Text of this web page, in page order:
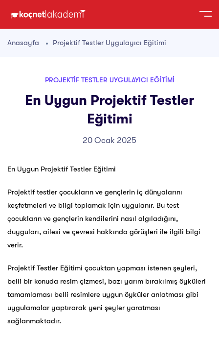
Anasayfa Projektif Testler Uygulayıcı Eğitimi
PROJEKTIF TESTLER UYGULAYICI EĞITIMI
En Uygun Projektif Testler
Eğitimi
20 Ocak 2025
En Uygun Projektif Testler Eğitimi
Projektif testler çocukların ve gençlerin iç dünyalarını
keşfetmeleri ve bilgi toplamak için uygulanır. Bu test
çocukların ve gençlerin kendilerini nasıl algıladığını,
duyguları, ailesi ve çevresi hakkında görüşleri ile ilgili bilgi
verir.
Projektif Testler Eğitimi çocuktan yapması istenen şeyleri,
belli bir konuda resim çizmesi, bazı yarım bırakılmış öyküleri
tamamlaması belli resimlere uygun öyküler anlatması gibi
uygulamalar yaptırarak yeni şeyler yaratması
sağlanmaktadır.